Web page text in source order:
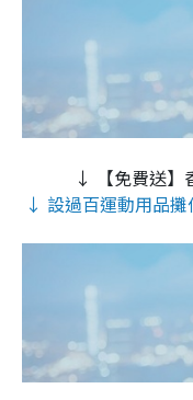
↓ 【免費送】
↓ 設過百運動用品